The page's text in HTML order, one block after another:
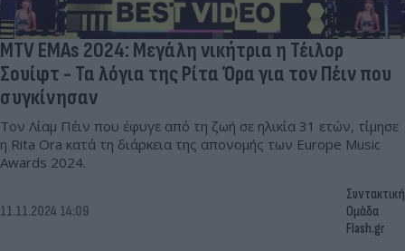
MTV EMAs 2024: Μεγάλη νικήτρια η Τέιλορ
Σουίφτ - Τα λόγια της Ρίτα Όρα για τον Πέιν που
συγκίνησαν
Τον Λίαμ Πέιν που έφυγε από τη ζωή σε ηλικία 31 ετών, τίμησε
η Rita Ora κατά τη διάρκεια της απονομής των Europe Music
Awards 2024.
11.11.2024 14:09
Συντακτική
Ομάδα
Flash.gr